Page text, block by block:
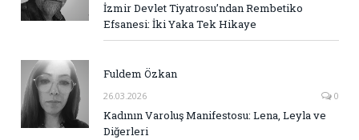
İzmir Devlet Tiyatrosu’ndan Rembetiko
Efsanesi: İki Yaka Tek Hikaye
Fuldem Özkan
26.03.2026 0
Kadının Varoluş Manifestosu: Lena, Leyla ve
Diğerleri